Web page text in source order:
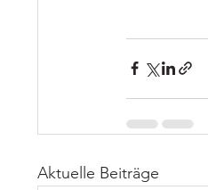
Aktuelle Beiträge